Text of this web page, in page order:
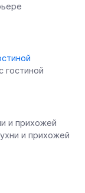
гостиной
и прихожей